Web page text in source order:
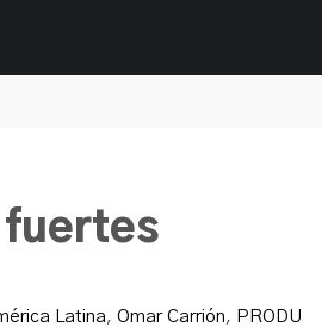
fuertes
Latina, Omar Carrión, PRODU